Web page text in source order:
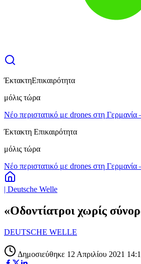
ΈκτακτηΕπικαιρότητα
μόλις τώρα
Νέο περιστατικό με drones στη
Έκτακτη Επικαιρότητα
μόλις τώρα
Νέο περιστατικό με drones στη
| Deutsche Welle
«Οδοντίατροι χωρίς
DEUTSCHE WELLE
Δημοσιεύθηκε 12 Απριλίου 2021